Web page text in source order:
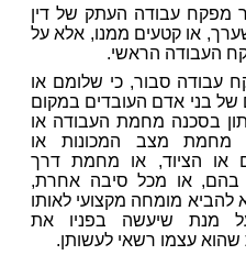
מפקח עבודה העתק של דין
או קטעים ממנו, אלא על
העבודה הראשי.
עבודה סבור, כי שלומם או
של בני אדם העובדים במקום
בסכנה מחמת העבודה או
מחמת מצב המכונות או
או הציוד, או מחמת דרך
בהם, או מכל סיבה אחרת,
להביא מומחה מקצועי לאותו
מנת שיעשה בפניו את
שהוא עצמו רשאי לעשותן.